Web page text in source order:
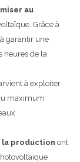
au
Grâce à
garantir une
heures de la
à exploiter
maximum
la production ont